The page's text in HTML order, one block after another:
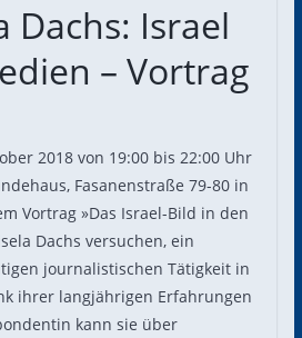
Dachs: Israel
– Vortrag
2018 von 19:00 bis 22:00 Uhr
Fasanenstraße 79-80 in
Vortrag »Das Israel-Bild in den
Dachs versuchen, ein
journalistischen Tätigkeit in
ihrer langjährigen Erfahrungen
kann sie über